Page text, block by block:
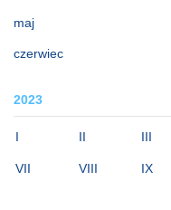
maj
czerwiec
2023
I II III
VII VIII IX